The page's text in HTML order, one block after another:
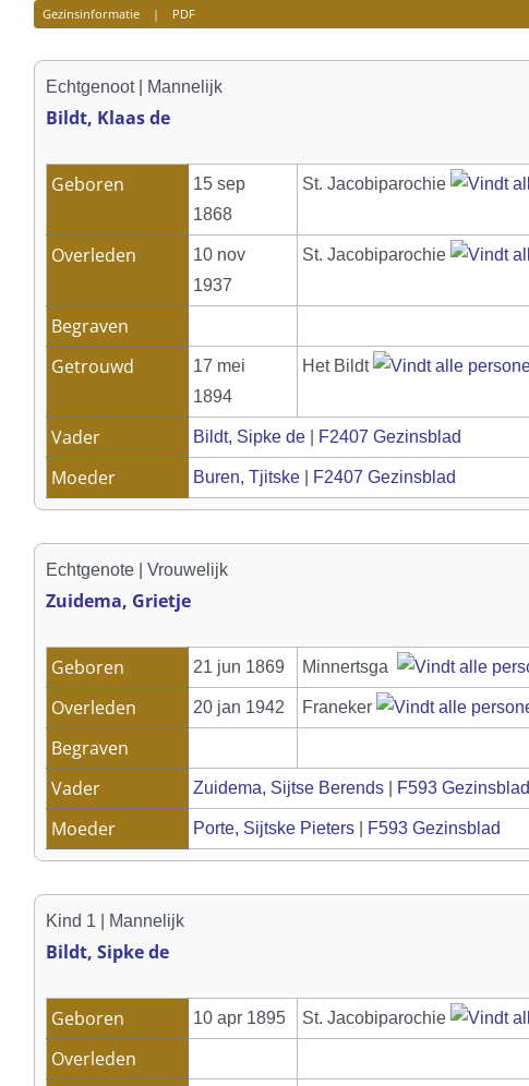
Gezinsinformatie| PDF
Echtgenoot | Mannelijk
Bildt, Klaas de
Geboren
15 sep
1868
St. Jacobiparochie
Overleden
10 nov
1937
St. Jacobiparochie
Begraven
Getrouwd
17 mei
1894
Het Bildt
Vader Bildt, Sipke de F2407 Gezinsblad
Moeder Buren, Tjitske F2407 Gezinsblad
Echtgenote | Vrouwelijk
Zuidema, Grietje
Geboren 21 jun 1869 Minnertsga
Overleden 20 jan 1942 Franeker
Begraven
Vader
Zuidema, Sijtse Berends F593 Gezinsblad
Moeder Porte, Sijtske Pieters F593 Gezinsblad
Kind 1 | Mannelijk
Bildt, Sipke de
Geboren 10 apr 1895 St. Jacobiparochie
Overleden